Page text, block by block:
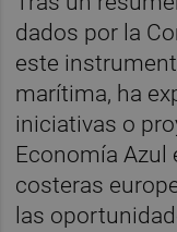
dados por la
este
marítima, ha
iniciativas o
Economía
costeras
las